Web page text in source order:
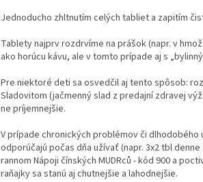
Jednoducho zhltnutím celých tabliet a zapitím
Tablety najprv rozdrvíme na prášok (napr. v
ako horúcu kávu, ale v tomto prípade aj s
Pre niektoré deti sa osvedčil aj tento spôsob:
Sladovitom (jačmenný slad z predajní zdravej
ne príjemnejšie.
V prípade chronických problémov či
odporúčajú počas dňa užívať (napr. 3x2 tbl
rannom Nápoji čínských MUDRců - kód 900 a
raňajky sa stanú aj chutnejšie a lahodnejšie.